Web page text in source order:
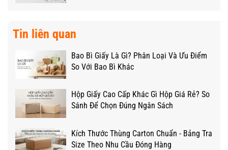
Tin liên quan
Bao Bì Giấy Là Gì? Phân Loại Và Ưu Điểm
So Với Bao Bì Khác
Hộp Giấy Cao Cấp Khác Gì Hộp Giá Rẻ? So
Sánh Để Chọn Đúng Ngân Sách
Kích Thước Thùng Carton Chuẩn - Bảng Tra
Size Theo Nhu Cầu Đóng Hàng